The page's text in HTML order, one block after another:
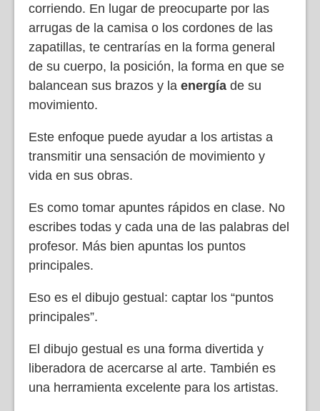
corriendo. En lugar de preocuparte por las
arrugas de la camisa o los cordones de las
zapatillas, te centrarías en la forma general
de su cuerpo, la posición, la forma en que se
balancean sus brazos y la energía de su
movimiento.
Este enfoque puede ayudar a los artistas a
transmitir una sensación de movimiento y
vida en sus obras.
Es como tomar apuntes rápidos en clase. No
escribes todas y cada una de las palabras del
profesor. Más bien apuntas los puntos
principales.
Eso es el dibujo gestual: captar los “puntos
principales”.
El dibujo gestual es una forma divertida y
liberadora de acercarse al arte. También es
una herramienta excelente para los artistas.